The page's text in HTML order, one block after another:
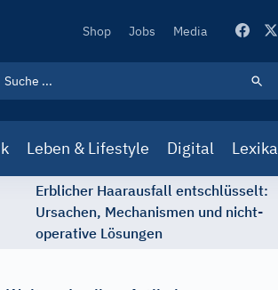
Secondary
Shop Jobs Media
Leben & Lifestyle Digital Lexika
Erblicher Haarausfall entschlüsselt:
Ursachen, Mechanismen und nicht-
operative Lösungen